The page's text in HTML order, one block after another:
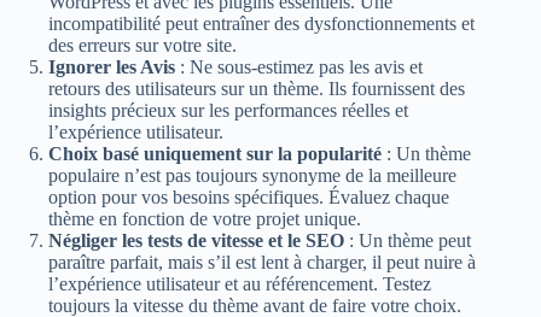
incompatibilité peut entraîner des dysfonctionnements et
des erreurs sur votre site.
Ignorer les Avis : Ne sous-estimez pas les avis et
retours des utilisateurs sur un thème. Ils fournissent des
insights précieux sur les performances réelles et
l’expérience utilisateur.
Choix basé uniquement sur la popularité : Un thème
populaire n’est pas toujours synonyme de la meilleure
option pour vos besoins spécifiques. Évaluez chaque
thème en fonction de votre projet unique.
Négliger les tests de vitesse et le SEO : Un thème peut
paraître parfait, mais s’il est lent à charger, il peut nuire à
l’expérience utilisateur et au référencement. Testez
toujours la vitesse du thème avant de faire votre choix.